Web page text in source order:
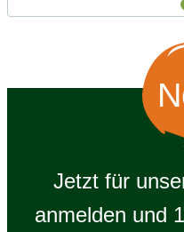
Jetzt für
anmelden und